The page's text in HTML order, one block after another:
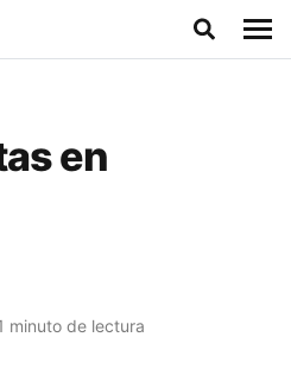
en
minuto de lectura